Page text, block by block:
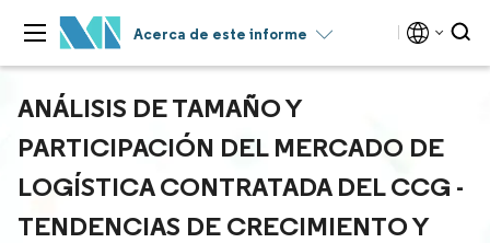
Acerca de este informe
ANÁLISIS DE TAMAÑO Y
PARTICIPACIÓN DEL MERCADO DE
LOGÍSTICA CONTRATADA DEL CCG -
TENDENCIAS DE CRECIMIENTO Y